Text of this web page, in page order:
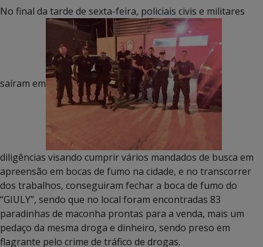
No final da tarde de sexta-feira, policiais civis e militares
saíram em
diligências visando cumprir vários mandados de busca em
apreensão em bocas de fumo na cidade, e no transcorrer
dos trabalhos, conseguiram fechar a boca de fumo do
“GIULY”, sendo que no local foram encontradas 83
paradinhas de maconha prontas para a venda, mais um
pedaço da mesma droga e dinheiro, sendo preso em
flagrante pelo crime de tráfico de drogas.